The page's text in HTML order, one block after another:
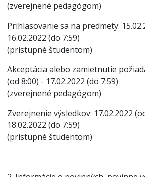
(zverejnené pedagógom)
Prihlasovanie sa na predmety:
16.02.2022 (do 7:59)
(prístupné študentom)
Akceptácia alebo zamietnutie
(od 8:00) - 17.02.2022 (do 7:59)
(zverejnené pedagógom)
Zverejnenie výsledkov: 17.02.2022
18.02.2022 (do 7:59)
(prístupné študentom)